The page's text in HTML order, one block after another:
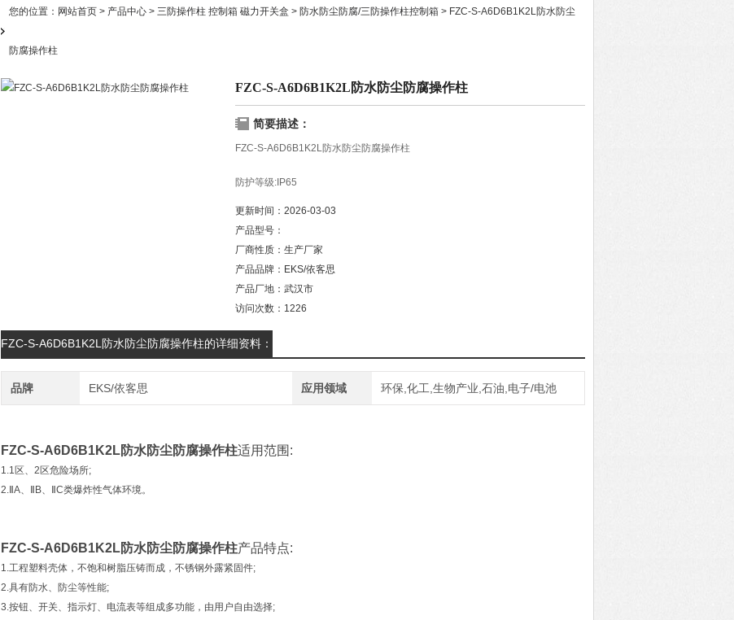
您的位置： 网站首页 > 产品中心 > 三防操作柱 控制箱 磁力开关盒 > 防水防尘防腐/三防操作柱控制箱 > FZC-S-A6D6B1K2L防水防尘
防腐操作柱
FZC-S-A6D6B1K2L防水防尘防腐操作柱
简要描述：
FZC-S-A6D6B1K2L防水防尘防腐操作柱
防护等级:IP65
防腐等级:WF2
使用类别:AC-3、AC-4
额定电压:220V/380V
更新时间： 2026-03-03
产品型号：
厂商性质： 生产厂家
产品品牌： EKS/依客思
产品厂地： 武汉市
访问次数： 1226
FZC-S-A6D6B1K2L防水防尘防腐操作柱的详细资料：
品牌 EKS/依客思 应用领域 环保,化工,生物产业,石油,电子/电池
FZC-S-A6D6B1K2L防水防尘防腐操作柱适用范围:
1.1区、2区危险场所;
2.ⅡA、ⅡB、ⅡC类爆炸性气体环境。
FZC-S-A6D6B1K2L防水防尘防腐操作柱产品特点:
1.工程塑料壳体，不饱和树脂压铸而成，不锈钢外露紧固件;
2.具有防水、防尘等性能;
3.按钮、开关、指示灯、电流表等组成多功能，由用户自由选择;